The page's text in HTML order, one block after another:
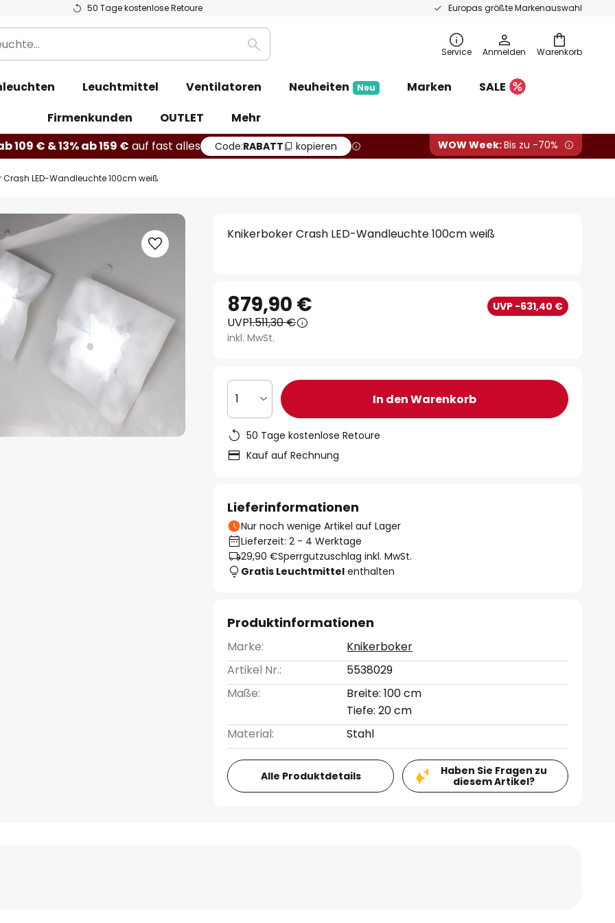
50 Tage kostenlose Retoure Europas größte Markenauswahl
Warenkorb
Suche Service Anmelden
Leuchtmittel Ventilatoren Neuheiten Neu Marken
SALE
Firmenkunden
OUTLET
Mehr
109 € & 13% ab 159 € auf fast alles Code:RABATT kopieren WOW Week:Bis zu -70%
Crash LED-Wandleuchte 100cm weiß
Knikerboker Crash LED-Wandleuchte 100cm weiß
879,90 € UVP -631,40 €
UVP1.511,30 €
inkl. MwSt.
1 In den Warenkorb
50 Tage kostenlose Retoure
Kauf auf Rechnung
Lieferinformationen
Nur noch wenige Artikel auf Lager
Lieferzeit: 2 - 4 Werktage
29,90 €Sperrgutzuschlag inkl. MwSt.
Gratis Leuchtmittel enthalten
Produktinformationen
Marke:
Knikerboker
Artikel Nr.:
5538029
Maße:
Breite: 100 cm
Tiefe: 20 cm
Material:
Stahl
Alle Produktdetails
Haben Sie Fragen zu
diesem Artikel?